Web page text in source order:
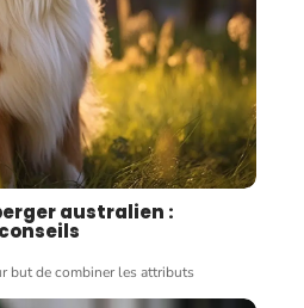
australien :
but de combiner les attributs